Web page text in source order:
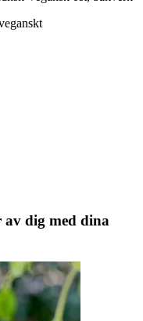
dig med dina